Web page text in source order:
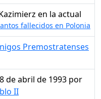
fallecidos en Polonia
Premostratenses
de abril de 1993 por
II